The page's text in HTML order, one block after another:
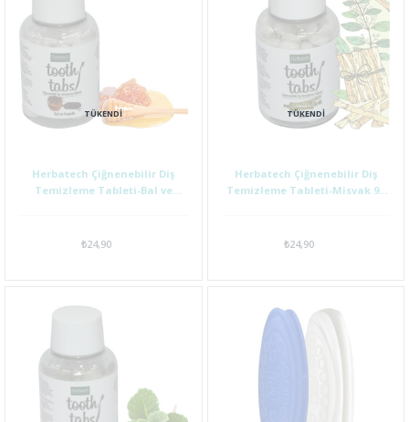
TÜKENDI
Herbatech Çiğnenebilir Diş
Temizleme Tableti-Bal ve
₺24,90
TÜKENDI
Herbatech Çiğnenebilir Diş
Temizleme Tableti-Misvak 90
₺24,90